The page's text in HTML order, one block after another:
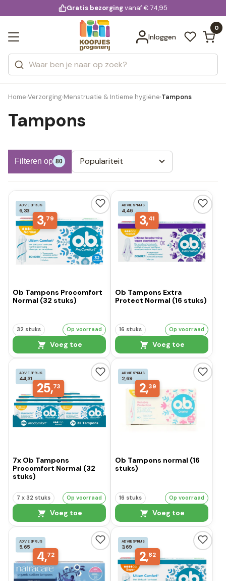
voor 20:00 uur besteld
Gratis bezorgingvanaf € 74,95
Inloggen
0
Zoeken
Categorieën
Merken
Bekijk alle resultaten
Home›Verzorging›Menstruatie & Intieme hygiëne›Tampons
Tampons
Filteren op 80 Populariteit
ADVIESPRIJS
6,33
3,79
Ob Tampons Procomfort
Normal (32 stuks)
32 stuks Op voorraad
Voeg toe
ADVIESPRIJS
4,46
3,41
Ob Tampons Extra
Protect Normal (16 stuks)
16 stuks Op voorraad
Voeg toe
ADVIESPRIJS
44,31
25,73
7x Ob Tampons
Procomfort Normal (32
stuks)
7 x 32 stuks Op voorraad
Voeg toe
ADVIESPRIJS
2,69
2,39
Ob Tampons normal (16
stuks)
16 stuks Op voorraad
Voeg toe
ADVIESPRIJS
5,65
4,72
ADVIESPRIJS
3,69
2,82